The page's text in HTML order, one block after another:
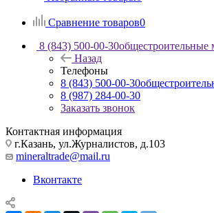
Сравнение товаров0
8 (843) 500-00-30общестроительные
Назад
Телефоны
8 (843) 500-00-30
8 (987) 284-00-30
Заказать звонок
Контактная информация
г.Казань, ул.Журналистов, д.103
mineraltrade@mail.ru
Вконтакте